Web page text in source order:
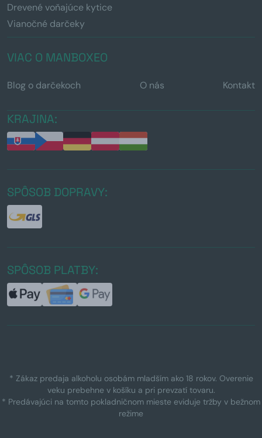
Drevené voňajúce kytice
Vianočné darčeky
VIAC O MANBOXEO
Blog o darčekoch O nás Kontakt
KRAJINA:
SPÔSOB DOPRAVY:
SPÔSOB PLATBY:
* Zákaz predaja alkoholu osobám mladším ako 18 rokov. Overenie
veku prebehne v košíku a pri prevzatí tovaru.
* Predávajúci na tomto pokladničnom mieste eviduje tržby v bežnom
režime